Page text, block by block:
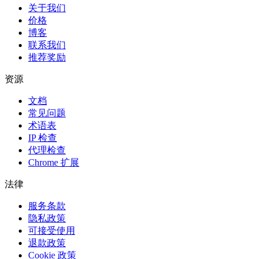
关于我们
价格
博客
联系我们
推荐奖励
资源
文档
常见问题
术语表
IP 检查
代理检查
Chrome 扩展
法律
服务条款
隐私政策
可接受使用
退款政策
Cookie 政策